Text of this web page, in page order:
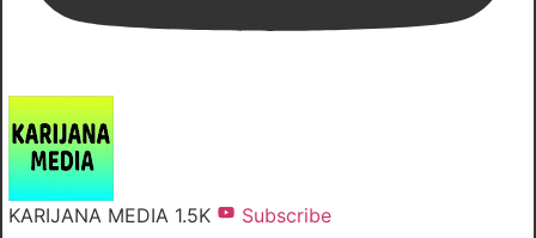
KARIJANA MEDIA 1.5K Subscribe